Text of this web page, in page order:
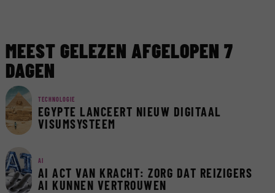
MEEST GELEZEN AFGELOPEN 7
DAGEN
TECHNOLOGIE
EGYPTE LANCEERT NIEUW DIGITAAL
VISUMSYSTEEM
AI
AI ACT VAN KRACHT: ZORG DAT REIZIGERS
AI KUNNEN VERTROUWEN